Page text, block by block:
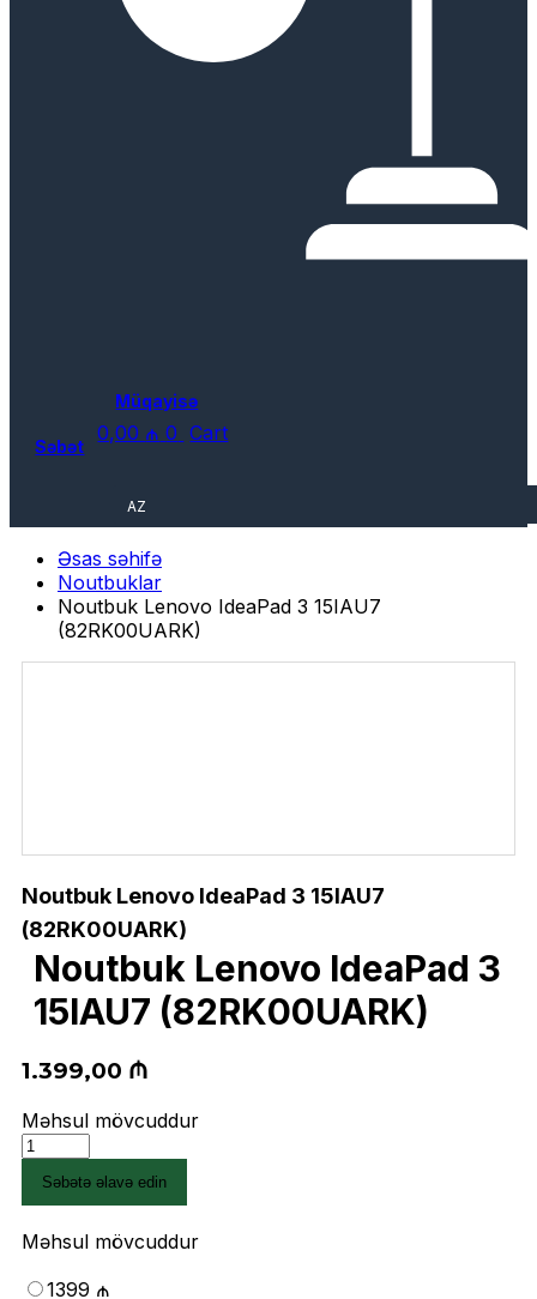
Müqayisə
0,00 ₼ 0 Cart
Səbət
AZ
Əsas səhifə
Noutbuklar
Noutbuk Lenovo IdeaPad 3 15IAU7
(82RK00UARK)
Noutbuk Lenovo IdeaPad 3 15IAU7
(82RK00UARK)
Noutbuk Lenovo IdeaPad 3
15IAU7 (82RK00UARK)
1.399,00 ₼
Məhsul mövcuddur
Noutbuk
IdeaPad
15IAU7
quantity
Səbətə əlavə edin
Məhsul mövcuddur
1399 ₼